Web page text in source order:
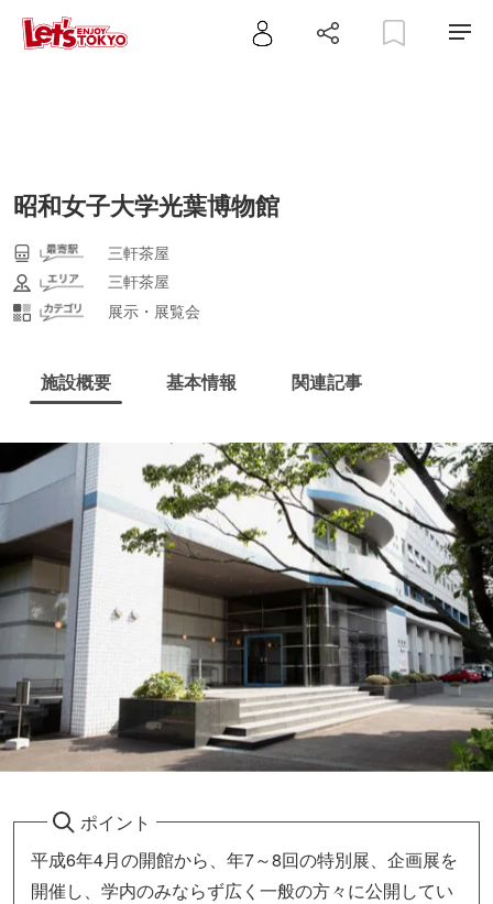
昭和女子大学光葉博物館
三軒茶屋
三軒茶屋
展示・展覧会
施設概要 基本情報 関連記事
ポイント
平成6年4月の開館から、年7～8回の特別展、企画展を
開催し、学内のみならず広く一般の方々に公開してい